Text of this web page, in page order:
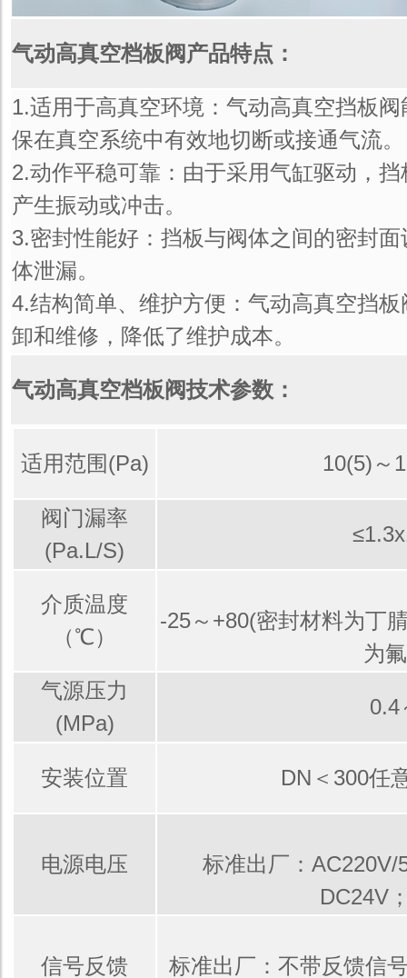
气动高真空档板阀产品特点：
1.适用于高真空环境：气动高真空挡板
保在真空系统中有效地切断或接通气流。
2.动作平稳可靠：由于采用气缸驱动，
产生振动或冲击。
3.密封性能好：挡板与阀体之间的密封
体泄漏。
4.结构简单、维护方便：气动高真空挡
卸和维修，降低了维护成本。
气动高真空档板阀技术参数：
适用范围(Pa) 10(5)～
阀门漏率
(Pa.L/S)
介质温度
（℃）
-25～+80(密封材料为丁
为
气源压力
(MPa)
0.4
安装位置 DN＜300任
电源电压
标准出厂：AC220V/
DC24V
信号反馈 标准出厂：不带反馈信